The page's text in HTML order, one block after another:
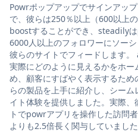
Powrポップアップでサインアッ
で、彼らは250％以上（600以上
boostすることができ、steadily
6000人以上のフォロワーにソー
彼らのサイトでフィードします
実際にどのように見えるかをホ
め、顧客にすばやく表示するた
らの製品を上手に紹介し、シー
イト体験を提供しました。実際
トでpowrアプリを操作した訪問
よりも2.5倍長く関与していました